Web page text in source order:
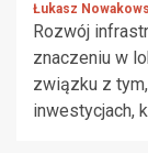
Łukasz
Rozwój
znaczeniu w
związku z
inwestycjach,